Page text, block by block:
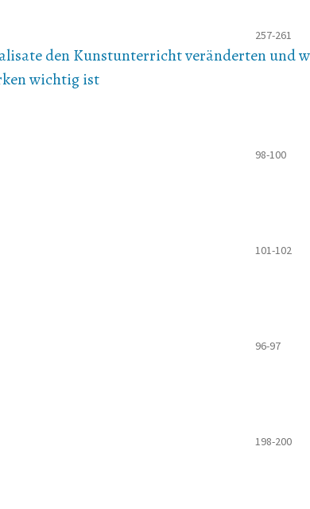
257-261
den Kunstunterricht veränderten und
wichtig ist
98-100
101-102
96-97
198-200